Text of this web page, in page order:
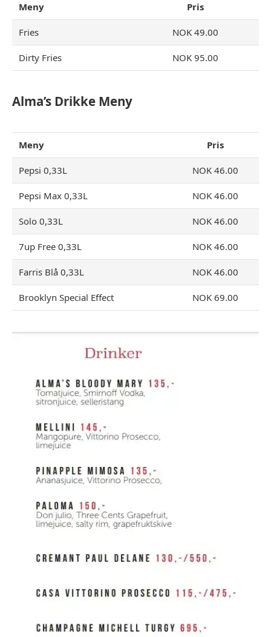
Meny Pris
Fries NOK 49.00
Dirty Fries NOK 95.00
Alma’s Drikke Meny
Meny Pris
Pepsi 0,33L NOK 46.00
Pepsi Max 0,33L NOK 46.00
Solo 0,33L NOK 46.00
7up Free 0,33L NOK 46.00
Farris Blå 0,33L NOK 46.00
Brooklyn Special Effect NOK 69.00